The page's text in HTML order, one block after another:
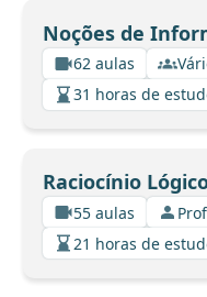
Noções de
62 aulas
31 horas de
Raciocínio
55 aulas
21 horas de